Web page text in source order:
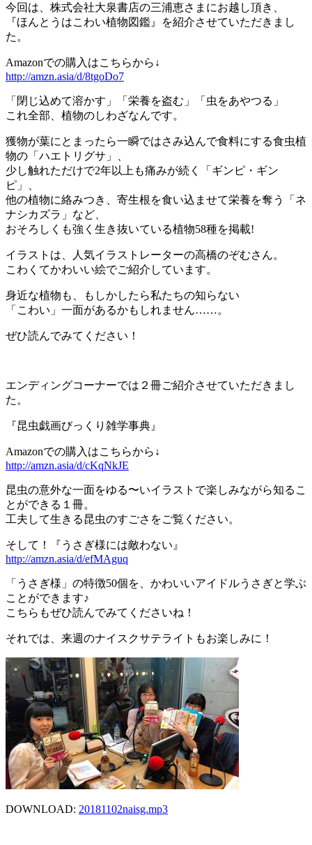
今回は、株式会社大泉書店の三浦恵さまにお越し頂き、
『ほんとうはこわい植物図鑑』を紹介させていただきまし
た。
Amazonでの購入はこちらから↓
http://amzn.asia/d/8tgoDo7
「閉じ込めて溶かす」「栄養を盗む」「虫をあやつる」
これ全部、植物のしわざなんです。
獲物が葉にとまったら一瞬ではさみ込んで食料にする食虫植
物の「ハエトリグサ」、
少し触れただけで2年以上も痛みが続く「ギンピ・ギン
ピ」、
他の植物に絡みつき、寄生根を食い込ませて栄養を奪う「ネ
ナシカズラ」など、
おそろしくも強く生き抜いている植物58種を掲載!
イラストは、人気イラストレーターの高橋のぞむさん。
こわくてかわいい絵でご紹介しています。
身近な植物も、もしかしたら私たちの知らない
「こわい」一面があるかもしれません……。
ぜひ読んでみてください！
エンディングコーナーでは２冊ご紹介させていただきまし
た。
『昆虫戯画びっくり雑学事典』
Amazonでの購入はこちらから↓
http://amzn.asia/d/cKqNkJE
昆虫の意外な一面をゆる〜いイラストで楽しみながら知るこ
とができる１冊。
工夫して生きる昆虫のすごさをご覧ください。
そして！『うさぎ様には敵わない』
http://amzn.asia/d/efMAguq
「うさぎ様」の特徴50個を、かわいいアイドルうさぎと学ぶ
ことができます♪
こちらもぜひ読んでみてくださいね！
それでは、来週のナイスクサテライトもお楽しみに！
DOWNLOAD: 20181102naisg.mp3